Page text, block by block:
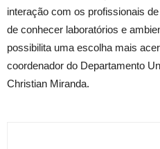
interação com os profissionais
de conhecer laboratórios e
possibilita uma escolha mais
coordenador do Departamento
Christian Miranda.